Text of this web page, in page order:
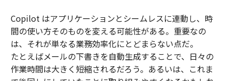
Copilot はアプリケーションとシームレスに連動し、時
間の使い方そのものを変える可能性がある。重要なの
は、それが単なる業務効率化にとどまらない点だ。
たとえばメールの下書きを自動生成することで、日々の
作業時間は大きく短縮されるだろう。あるいは、これま